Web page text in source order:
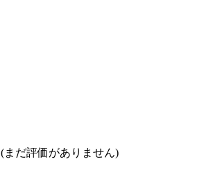
(まだ評価がありません)